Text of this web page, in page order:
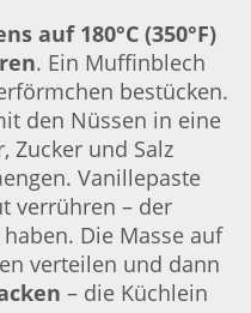
auf 180°C (350°F)
. Ein Muffinblech
bestücken.
den Nüssen in eine
Zucker und Salz
Vanillepaste
verrühren – der
Die Masse auf
verteilen und dann
– die Küchlein